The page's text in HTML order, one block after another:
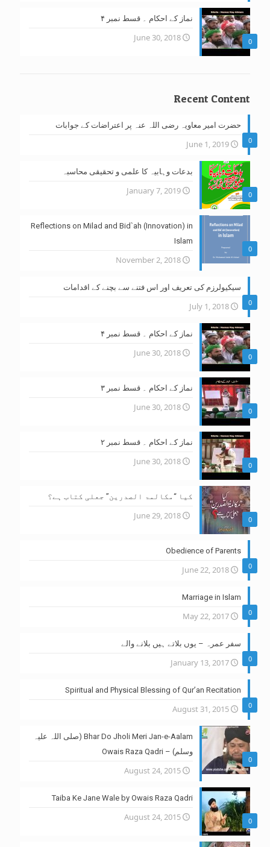
0
نماز کے احکام ۔ قسط نمبر ۴
June 30, 2018
Recent Content
0
حضرت امیر معاویہ رضی اللہ عنہ پر اعتراضات کے جوابات
June 1, 2019
0
بدعات وہابیہ کا علمی و تحقیقی محاسبہ
January 7, 2019
0
Reflections on Milad and Bid`ah (Innovation) in
Islam
November 2, 2018
0
سیکیولرزم کی تعریف اور اس فتنے سے بچنے کے اقدامات
July 1, 2018
0
نماز کے احکام ۔ قسط نمبر ۴
June 30, 2018
0
نماز کے احکام ۔ قسط نمبر ۳
June 30, 2018
0
نماز کے احکام ۔ قسط نمبر ۲
June 30, 2018
0
کیا “مکالمۃ الصدرین” جعلی کتاب ہے؟
June 29, 2018
0
Obedience of Parents
June 22, 2018
0
Marriage in Islam
May 22, 2017
0
سفر عمرہ – یوں بلاتے ہیں بلانے والے
January 13, 2017
0
Spiritual and Physical Blessing of Qur’an Recitation
August 31, 2015
0
Bhar Do Jholi Meri Jan-e-Aalam (صلی اللہ علیہ
وسلم) – Owais Raza Qadri
August 24, 2015
0
Taiba Ke Jane Wale by Owais Raza Qadri
August 24, 2015